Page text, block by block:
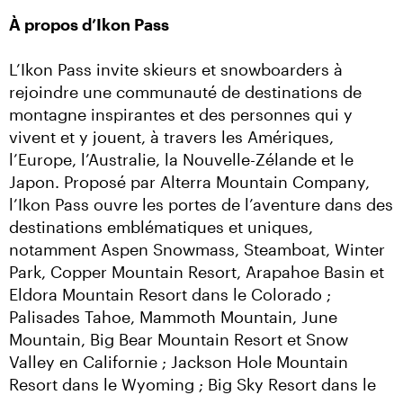
À propos d’Ikon Pass
L’Ikon Pass invite skieurs et snowboarders à
rejoindre une communauté de destinations de
montagne inspirantes et des personnes qui y
vivent et y jouent, à travers les Amériques,
l’Europe, l’Australie, la Nouvelle-Zélande et le
Japon. Proposé par Alterra Mountain Company,
l’Ikon Pass ouvre les portes de l’aventure dans des
destinations emblématiques et uniques,
notamment Aspen Snowmass, Steamboat, Winter
Park, Copper Mountain Resort, Arapahoe Basin et
Eldora Mountain Resort dans le Colorado ;
Palisades Tahoe, Mammoth Mountain, June
Mountain, Big Bear Mountain Resort et Snow
Valley en Californie ; Jackson Hole Mountain
Resort dans le Wyoming ; Big Sky Resort dans le